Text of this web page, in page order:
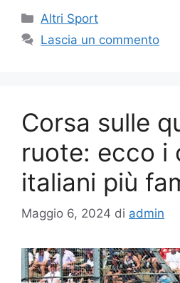
Altri Sport
Lascia un commento
Corsa sulle
ruote: ecco i
italiani più
Maggio 6, 2024 di admin